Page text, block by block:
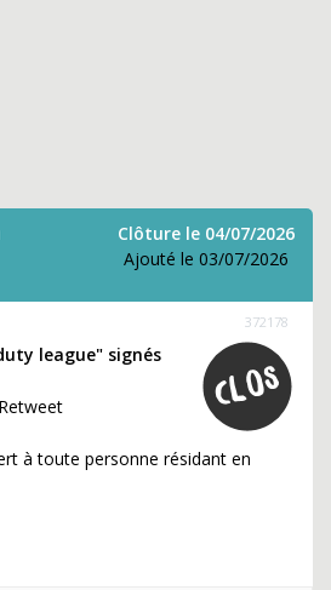
Clôture le 04/07/2026
Ajouté le 03/07/2026
372178
league" signés
à toute personne résidant en